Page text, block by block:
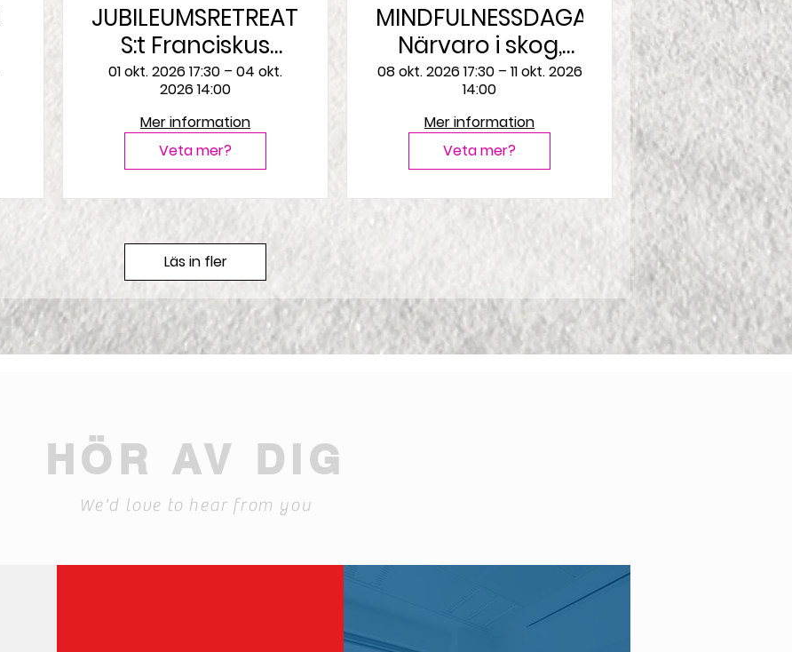
JUBILEUMSRETREAT:
S:t Franciskus
1226–2026
01 okt. 2026 17:30 – 04 okt.
2026 14:00
Mer information
Veta mer?
MINDFULNESSDAGAR
Närvaro i skog,
rörelse, tystnad,
samtal
08 okt. 2026 17:30 – 11 okt. 2026
14:00
Mer information
Veta mer?
Läs in fler
HÖR AV DIG
We'd love to hear from you